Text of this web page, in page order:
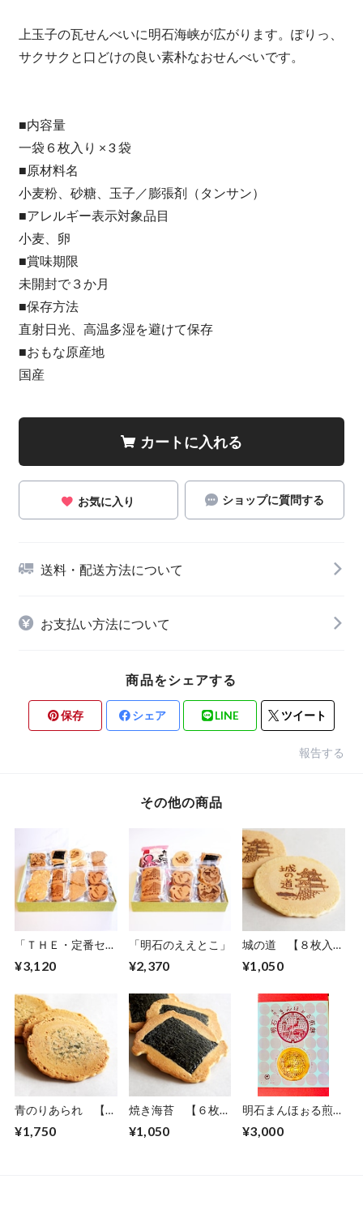
上玉子の瓦せんべいに明石海峡が広がります。ぽりっ、
サクサクと口どけの良い素朴なおせんべいです。
■内容量
一袋６枚入り × 3 袋
■原材料名
小麦粉、砂糖、玉子／膨張剤（タンサン）
■アレルギー表示対象品目
小麦、卵
■賞味期限
未開封で３か月
■保存方法
直射日光、高温多湿を避けて保存
■おもな原産地
国産
カートに入れる
お気に入り ショップに質問する
送料・配送方法について
お支払い方法について
商品をシェアする
保存 シェア LINE ツイート
報告する
その他の商品
「ＴＨＥ・定番セッ
¥3,120
「明石のええとこ」
¥2,370
城の道 【８枚入り
¥1,050
青のりあられ 【６
¥1,750
焼き海苔 【６枚入
¥1,050
明石まんほぉる煎
ット
¥3,000